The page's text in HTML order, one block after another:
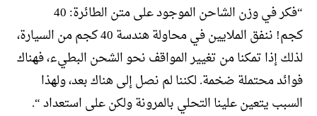
“فكر في وزن الشاحن الموجود على متن الطائرة: 40
كجم! ننفق الملايين في محاولة هندسة 40 كجم من السيارة،
لذلك إذا تمكنا من تغيير المواقف نحو الشحن البطيء، فهناك
فوائد محتملة ضخمة. لكننا لم نصل إلى هناك بعد، ولهذا
السبب يتعين علينا التحلي بالمرونة ولكن على استعداد “.